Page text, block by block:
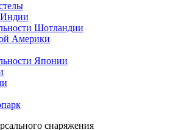
Шотландии
Америки
Японии
снаряжения